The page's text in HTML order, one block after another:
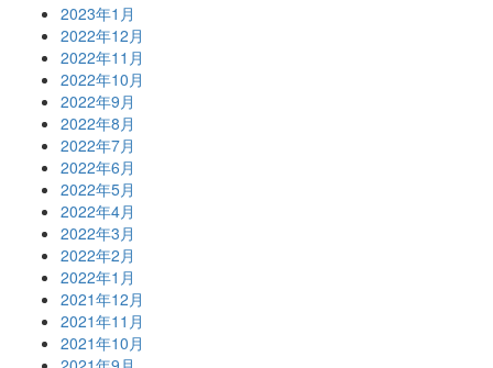
2023年1月
2022年12月
2022年11月
2022年10月
2022年9月
2022年8月
2022年7月
2022年6月
2022年5月
2022年4月
2022年3月
2022年2月
2022年1月
2021年12月
2021年11月
2021年10月